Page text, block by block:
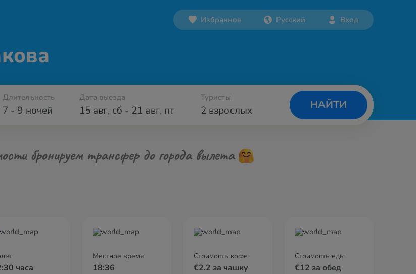
Избранное Русский Вход
7 - 9 ночей
Длительность Дата выезда
15 авг, сб - 21 авг, пт 2 взрослых
Туристы
НАЙТИ
бронируем трансфер до города вылета
часа
Местное время
18:36
Стоимость кофе
€2.2 за чашку
Стоимость еды
€12 за обед